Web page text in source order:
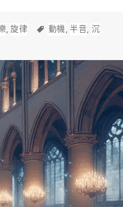
,旋律
標
動機,半音, 沉
步伐音型｜巴哈：b小調彌撒